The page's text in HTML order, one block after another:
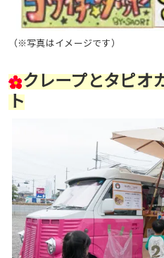
（※写真はイメージです）
クレープとタピオ
ト